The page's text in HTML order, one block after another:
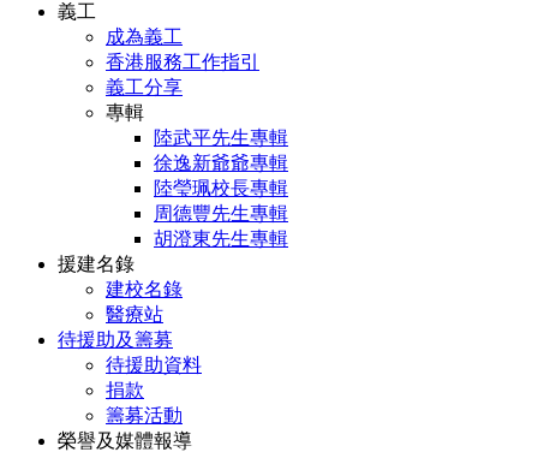
義工
成為義工
香港服務工作指引
義工分享
專輯
陸武平先生專輯
徐逸新爺爺專輯
陸瑩珮校長專輯
周德豐先生專輯
胡澄東先生專輯
援建名錄
建校名錄
醫療站
待援助及籌募
待援助資料
捐款
籌募活動
榮譽及媒體報導